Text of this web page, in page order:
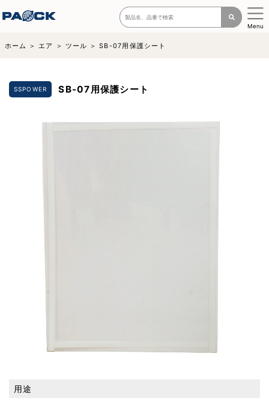
Menu
ホーム エア ツール SB-07用保護シート
SSPOWER SB-07用保護シート
用途